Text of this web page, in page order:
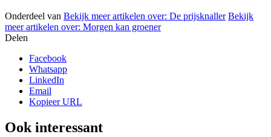
Onderdeel van Bekijk meer artikelen over: De prijsknaller Bekijk
meer artikelen over: Morgen kan groener
Delen
Facebook
Whatsapp
LinkedIn
Email
Kopieer URL
Ook interessant